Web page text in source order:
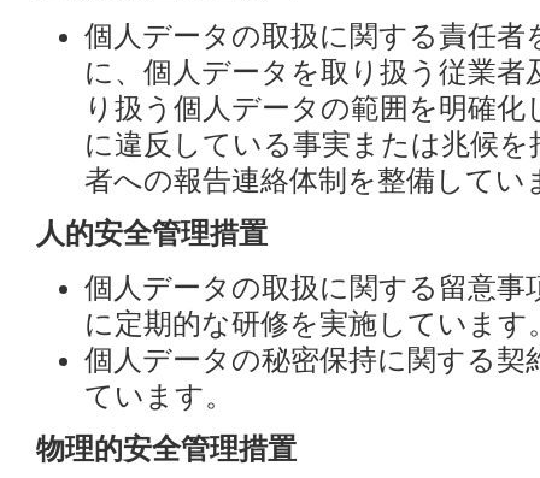
個人データの取扱に関する責任者
に、個人データを取り扱う従業者
り扱う個人データの範囲を明確化
に違反している事実または兆候
者への報告連絡体制を整備してい
人的安全管理措置
個人データの取扱に関する留意事
に定期的な研修を実施しています
個人データの秘密保持に関する契
ています。
物理的安全管理措置